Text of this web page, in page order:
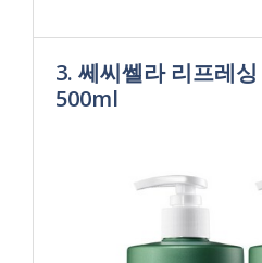
3. 쎄씨쎌라 리프레
500ml